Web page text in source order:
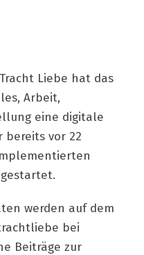
Liebe hat das
Arbeit,
eine digitale
bereits vor 22
werden auf dem
bei
Beiträge zur